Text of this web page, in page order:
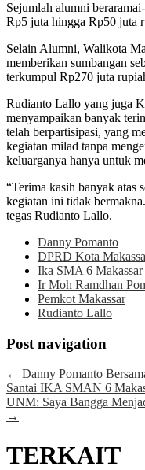
Sejumlah alumni
Rp5 juta hingga Rp50 juta
Selain Alumni, Walikota
memberikan sumbangan
terkumpul Rp270 juta
Rudianto Lallo yang juga
menyampaikan banyak
telah berpartisipasi, yang
kegiatan milad tanpa
keluarganya hanya untuk
“Terima kasih banyak atas
kegiatan ini tidak
tegas Rudianto Lallo.
Danny Pomanto
DPRD Kota
Ika SMA 6 Makassar
Ir Moh Ramdhan
Pemkot Makassar
Rudianto Lallo
Post navigation
← Danny Pomanto
Santai IKA SMAN 6
UNM: Saya Bangga
→
TERKAIT